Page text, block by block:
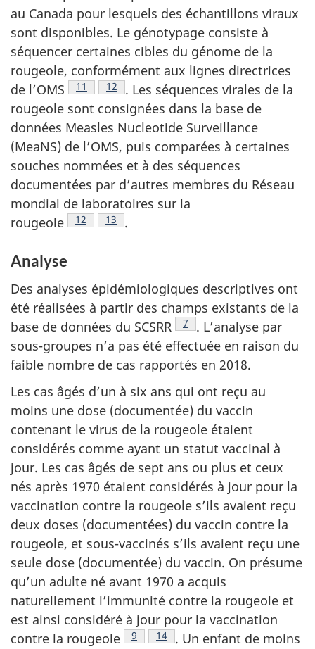
au Canada pour lesquels des échantillons viraux
sont disponibles. Le génotypage consiste à
séquencer certaines cibles du génome de la
rougeole, conformément aux lignes directrices
de l’OMS Note de bas de page
11 Note de bas de page
12 . Les séquences virales de la
rougeole sont consignées dans la base de
données Measles Nucleotide Surveillance
(MeaNS) de l’OMS, puis comparées à certaines
souches nommées et à des séquences
documentées par d’autres membres du Réseau
mondial de laboratoires sur la
rougeole
Note de bas de page
12 Note de bas de page
13 .
Analyse
Des analyses épidémiologiques descriptives ont
été réalisées à partir des champs existants de la
base de données du SCSRR Note de bas de page
7 . L’analyse par
sous-groupes n’a pas été effectuée en raison du
faible nombre de cas rapportés en 2018.
Les cas âgés d’un à six ans qui ont reçu au
moins une dose (documentée) du vaccin
contenant le virus de la rougeole étaient
considérés comme ayant un statut vaccinal à
jour. Les cas âgés de sept ans ou plus et ceux
nés après 1970 étaient considérés à jour pour la
vaccination contre la rougeole s’ils avaient reçu
deux doses (documentées) du vaccin contre la
rougeole, et sous-vaccinés s’ils avaient reçu une
seule dose (documentée) du vaccin. On présume
qu’un adulte né avant 1970 a acquis
naturellement l’immunité contre la rougeole et
est ainsi considéré à jour pour la vaccination
contre la rougeole Note de bas de page
9 Note de bas de page
14 . Un enfant de moins